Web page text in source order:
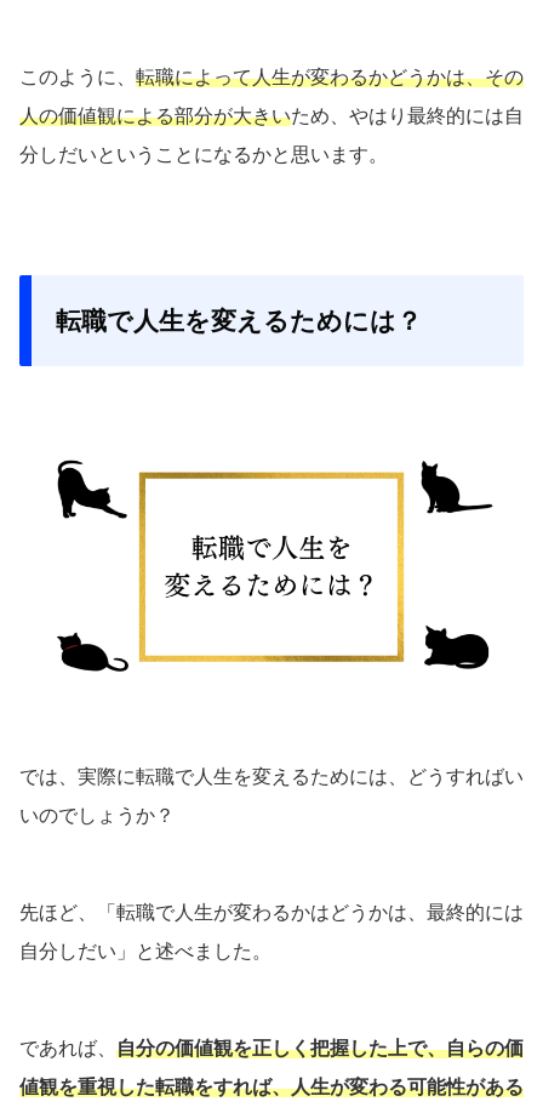
このように、 転職によって人生が変わるかどうかは、その
人の価値観による部分が大きいため、やはり最終的には自
分しだいということになるかと思います。
転職で人生を変えるためには？
では、実際に転職で人生を変えるためには、どうすればい
いのでしょうか？
先ほど、「転職で人生が変わるかはどうかは、最終的には
自分しだい」と述べました。
であれば、 自分の価値観を正しく把握した上で、自らの価
値観を重視した転職をすれば、人生が変わる可能性がある